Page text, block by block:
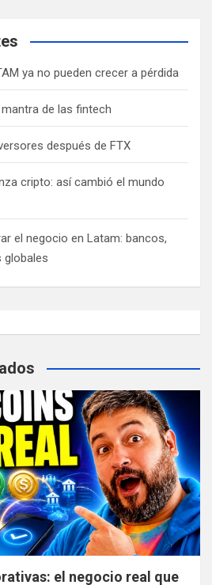
ya no pueden crecer a pérdida
de las fintech
después de FTX
cripto: así cambió el mundo
el negocio en Latam: bancos,
globales
el negocio real que